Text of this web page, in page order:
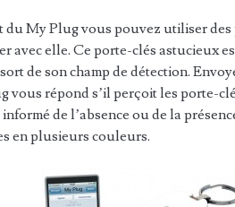
du My Plug vous pouvez utiliser
avec elle. Ce porte-clés astucieux
de son champ de détection.
vous répond s’il perçoit les porte-
de l’absence ou de la
en plusieurs couleurs.